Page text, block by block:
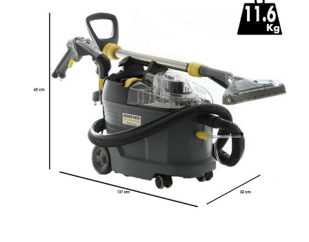
Heißluftfritteusen
Heizkanonen und Elektroheizer
Hochdruckreiniger
Hochgrasmäher
Holzbacköfen Außenbereich für Pizza und Braten
Holzspalter
Kabelpflüge für die Drainage
Kartoffellegemaschine für Traktoren
Comet
Cruccolini
CTEK
DeWalt